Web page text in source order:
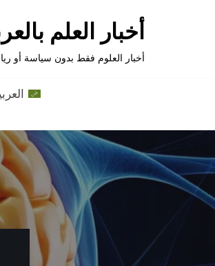
أخبار العلم
أخبار العلوم فقط بدون سياسة أو